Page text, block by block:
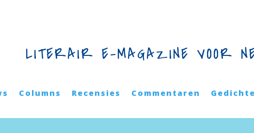
LITERAIR E-MAGAZINE VOOR
Columns Recensies Commentaren